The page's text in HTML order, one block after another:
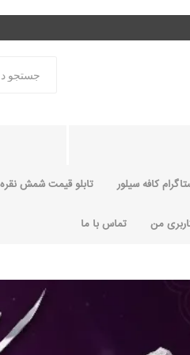
کافه سیلور تابلو قیمت شمش نقره
من تماس با ما